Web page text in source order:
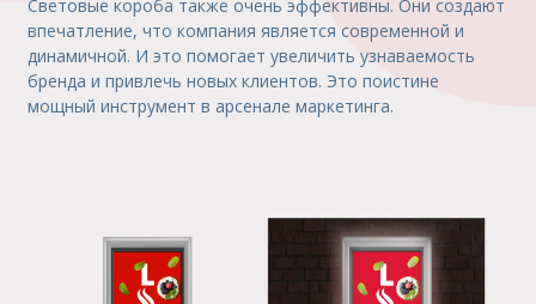
Световые короба также очень эффективны. Они создают
впечатление, что компания является современной и
динамичной. И это помогает увеличить узнаваемость
бренда и привлечь новых клиентов. Это поистине
мощный инструмент в арсенале маркетинга.